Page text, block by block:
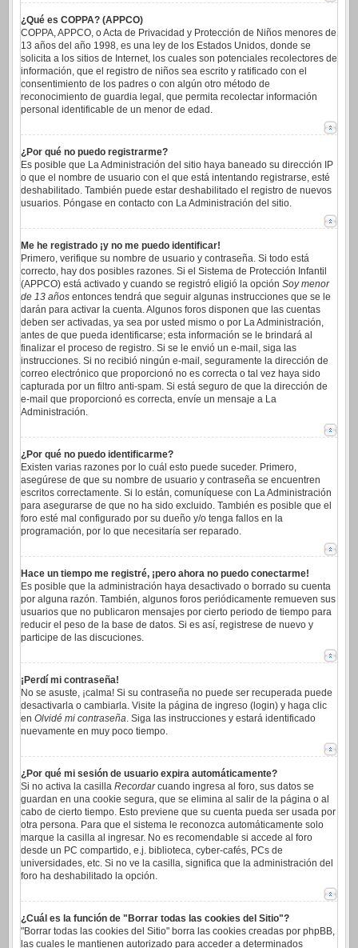
¿Qué es COPPA? (APPCO)
COPPA, APPCO, o Acta de Privacidad y Protección de Niños menores de
13 años del año 1998, es una ley de los Estados Unidos, donde se
solicita a los sitios de Internet, los cuales son potenciales recolectores de
información, que el registro de niños sea escrito y ratificado con el
consentimiento de los padres o con algún otro método de
reconocimiento de guardia legal, que permita recolectar información
personal identificable de un menor de edad.
¿Por qué no puedo registrarme?
Es posible que La Administración del sitio haya baneado su dirección IP
o que el nombre de usuario con el que está intentando registrarse, esté
deshabilitado. También puede estar deshabilitado el registro de nuevos
usuarios. Póngase en contacto con La Administración del sitio.
Me he registrado ¡y no me puedo identificar!
Primero, verifique su nombre de usuario y contraseña. Si todo está
correcto, hay dos posibles razones. Si el Sistema de Protección Infantil
(APPCO) está activado y cuando se registró eligió la opción Soy menor
de 13 años entonces tendrá que seguir algunas instrucciones que se le
darán para activar la cuenta. Algunos foros disponen que las cuentas
deben ser activadas, ya sea por usted mismo o por La Administración,
antes de que pueda identificarse; esta información se le brindará al
finalizar el proceso de registro. Si se le envió un e-mail, siga las
instrucciones. Si no recibió ningún e-mail, seguramente la dirección de
correo electrónico que proporcionó no es correcta o tal vez haya sido
capturada por un filtro anti-spam. Si está seguro de que la dirección de
e-mail que proporcionó es correcta, envíe un mensaje a La
Administración.
¿Por qué no puedo identificarme?
Existen varias razones por lo cuál esto puede suceder. Primero,
asegúrese de que su nombre de usuario y contraseña se encuentren
escritos correctamente. Si lo están, comuníquese con La Administración
para asegurarse de que no ha sido excluido. También es posible que el
foro esté mal configurado por su dueño y/o tenga fallos en la
programación, por lo que necesitaría ser reparado.
Hace un tiempo me registré, ¡pero ahora no puedo conectarme!
Es posible que la administración haya desactivado o borrado su cuenta
por alguna razón. También, algunos foros periódicamente remueven sus
usuarios que no publicaron mensajes por cierto periodo de tiempo para
reducir el peso de la base de datos. Si es así, registrese de nuevo y
participe de las discuciones.
¡Perdí mi contraseña!
No se asuste, ¡calma! Si su contraseña no puede ser recuperada puede
desactivarla o cambiarla. Visite la página de ingreso (login) y haga clic
en Olvidé mi contraseña. Siga las instrucciones y estará identificado
nuevamente en muy poco tiempo.
¿Por qué mi sesión de usuario expira automáticamente?
Si no activa la casilla Recordarcuando ingresa al foro, sus datos se
guardan en una cookie segura, que se elimina al salir de la página o al
cabo de cierto tiempo. Esto previene que su cuenta pueda ser usada por
otra persona. Para que el sistema le reconozca automáticamente solo
marque la casilla al ingresar. No es recomendable si accede al foro
desde un PC compartido, e.j. biblioteca, cyber-cafés, PCs de
universidades, etc. Si no ve la casilla, significa que la administración del
foro ha deshabilitado la opción.
¿Cuál es la función de "Borrar todas las cookies del Sitio"?
"Borrar todas las cookies del Sitio" borra las cookies creadas por phpBB,
las cuales le mantienen autorizado para acceder a determinados